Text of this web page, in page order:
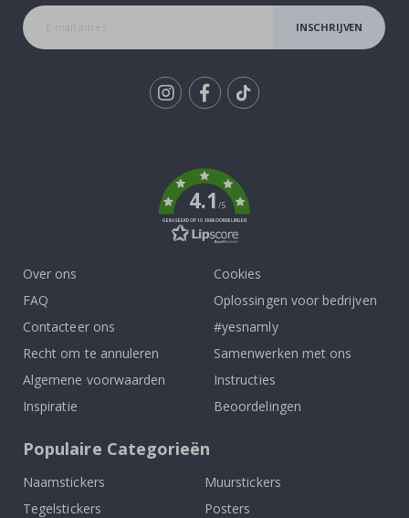
INSCHRIJVEN
4.1/5
GEBASEERD OP 1029 BEOORDELINGEN
Over ons
FAQ
Contacteer ons
Recht om te annuleren
Algemene voorwaarden
Inspiratie
Cookies
Oplossingen voor bedrijven
#yesnamly
Samenwerken met ons
Instructies
Beoordelingen
Populaire Categorieën
Naamstickers
Muurstickers
Tegelstickers
Posters